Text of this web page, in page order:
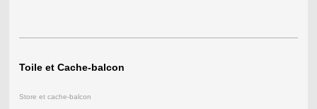
Toile et Cache-balcon
Store et cache-balcon